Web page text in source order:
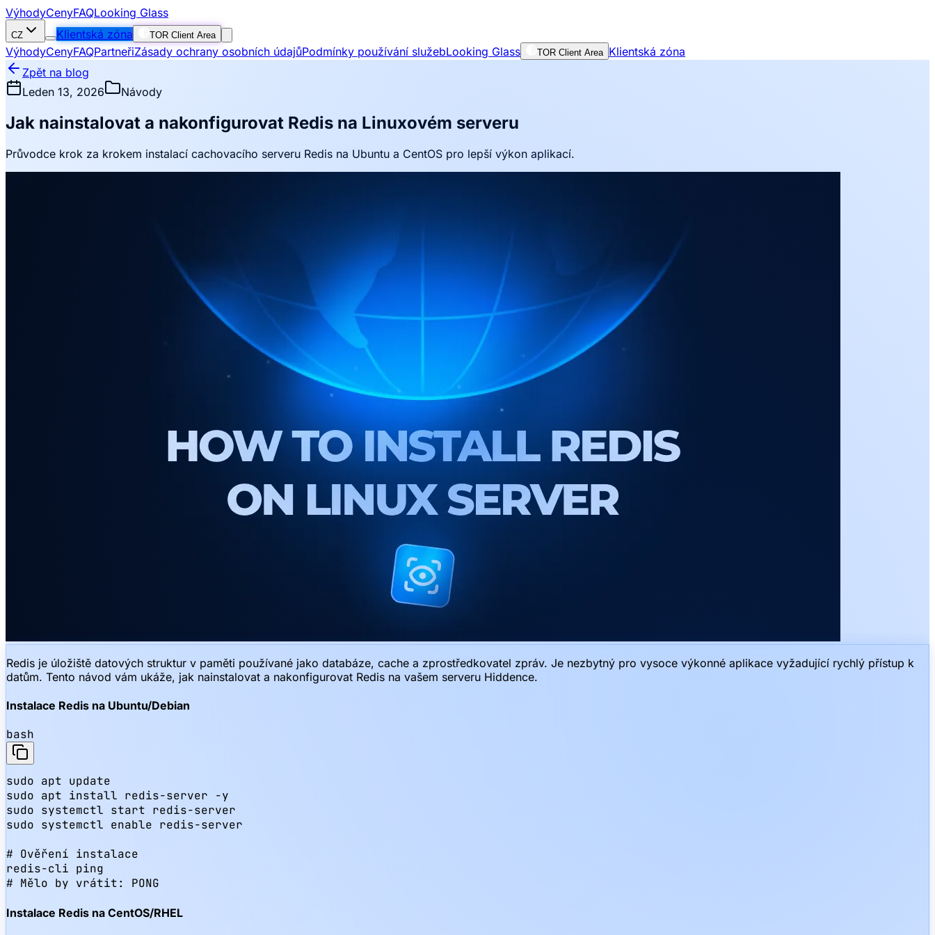
VýhodyCenyFAQLooking Glass
CZ Klientská zóna TOR Client Area
VýhodyCenyFAQPartneřiZásady ochrany osobních údajůPodmínky používání služebLooking Glass TOR Client Area Klientská zóna
Zpět na blog
Leden 13, 2026
Návody
Jak nainstalovat a nakonfigurovat Redis na Linuxovém serveru
Průvodce krok za krokem instalací cachovacího serveru Redis na Ubuntu a CentOS pro lepší výkon aplikací.
Redis je úložiště datových struktur v paměti používané jako databáze, cache a zprostředkovatel zpráv. Je nezbytný pro vysoce výkonné aplikace vyžadující rychlý přístup k
datům. Tento návod vám ukáže, jak nainstalovat a nakonfigurovat Redis na vašem serveru Hiddence.
Instalace Redis na Ubuntu/Debian
bash
sudo apt update
sudo apt install redis-server -y
sudo systemctl start redis-server
sudo systemctl enable redis-server
# Ověření instalace
redis-cli ping
# Mělo by vrátit: PONG
Instalace Redis na CentOS/RHEL